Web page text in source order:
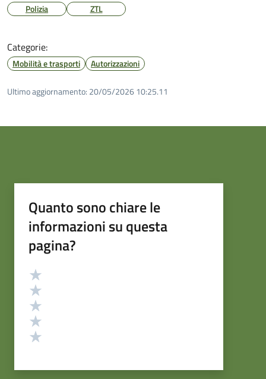
Polizia ZTL
Categorie:
Mobilità e trasporti Autorizzazioni
Ultimo aggiornamento: 20/05/2026 10:25.11
Quanto sono chiare le
informazioni su questa
pagina?
Valutazione